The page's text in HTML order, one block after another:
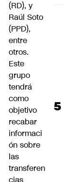
(RD), y
Raúl Soto
(PPD),
entre
otros.
Este
grupo
tendrá
como
objetivo
recabar
informaci
ón sobre
las
transferen
cias